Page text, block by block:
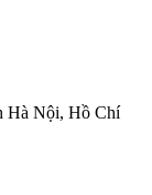
Hà Nội, Hồ Chí